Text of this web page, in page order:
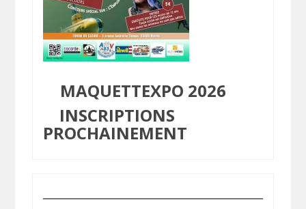
MAQUETTEXPO 2026
INSCRIPTIONS
PROCHAINEMENT